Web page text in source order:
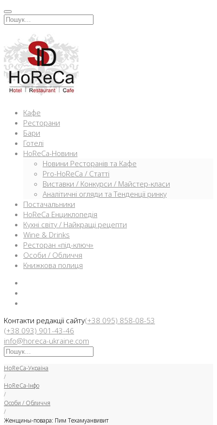
Перейти
кИскать:
Кафе
Ресторани
Бари
Готелі
HoReCa-Новини
Новини Ресторанів та Кафе
Pro-HoReCa / Статті
Виставки / Конкурси / Майстер-класи
Аналітичні огляди та Тенденції ринку
Постачальники
HoReCa Енциклопедія
Кухні світу / Найкращі рецепти
Wine & Drinks
Ресторан «під-ключ»
Особи / Обличчя
Книжкова полиця
Контакти редакції сайту(+38 095) 858-08-53
(+38 093) 901-43-46
info@horeca-ukraine.com
Искать:
HoReCa-Україна
/
HoReCa-Інфо
/
Особи / Обличчя
/
Женщины-повара: Пим Техамуанвивит